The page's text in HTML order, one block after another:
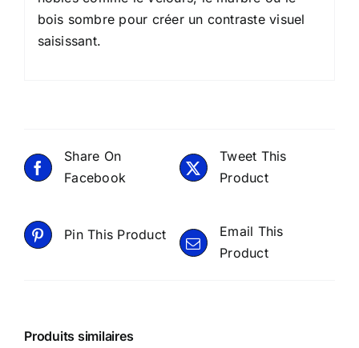
bois sombre pour créer un contraste visuel
saisissant.
Share On
Facebook
Tweet This
Product
Pin This Product
Email This
Product
Produits similaires